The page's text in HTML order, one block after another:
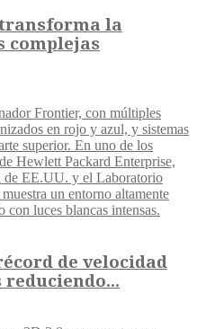
la
complejas
de velocidad